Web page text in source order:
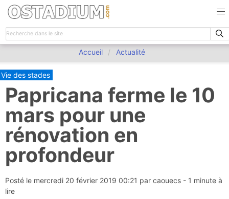
Accueil Actualité
Vie des stades
Papricana ferme le 10
mars pour une
rénovation en
profondeur
Posté le mercredi 20 février 2019 00:21 par caouecs - 1 minute à
lire